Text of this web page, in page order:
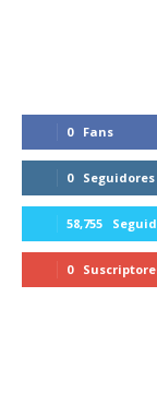
0 Fans
0 Seguidores
58,755
0